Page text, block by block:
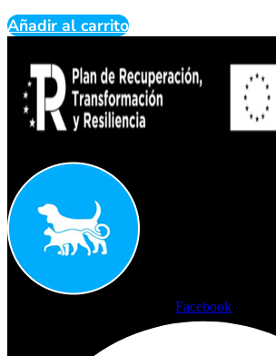
Añadir al carrito
Facebook